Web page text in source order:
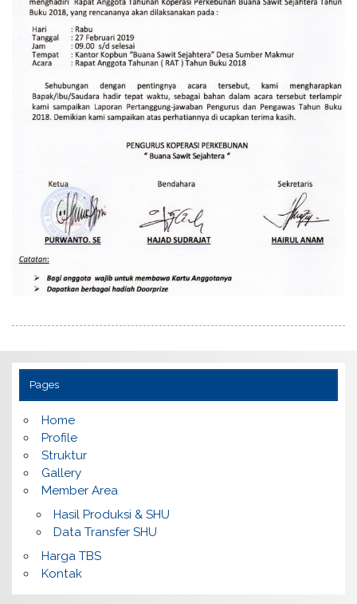
Pages
Home
Profile
Struktur
Gallery
Member Area
Hasil Produksi & SHU
Data Transfer SHU
Harga TBS
Kontak